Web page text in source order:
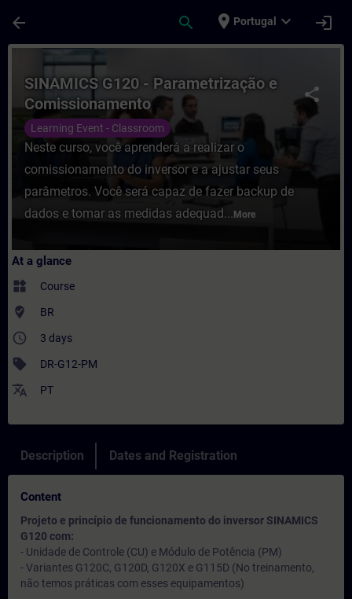
arrow_back search place Portugal expand_more login
Course - SINAMICS G120 -
share
SINAMICS G120 - Parametrização e
Comissionamento
Learning Event - Classroom
Neste curso, você aprenderá a realizar o
comissionamento do inversor e a ajustar seus
parâmetros. Você será capaz de fazer backup de
dados e tomar as medidas adequad... More
At a glance
widgets Course
where_to_vote BR
access_time 3 days
sell DR-G12-PM
translate PT
Description Dates and Registration
Content
Projeto e princípio de funcionamento do inversor SINAMICS
G120 com:
- Unidade de Controle (CU) e Módulo de Potência (PM)
- Variantes G120C, G120D, G120X e G115D (No treinamento,
não temos práticas com esses equipamentos)